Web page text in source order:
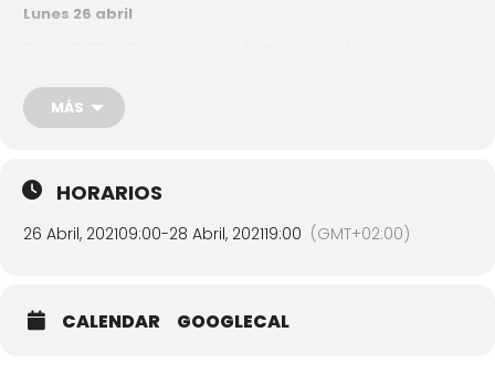
Lunes 26 abril
11:00 – 13:00 h. Clase con el Ensemble de metales
15:00 – 19:00 h. Clases individuales con pianista para el
9:00 – 12:00 h. Clases individuales con pianista para el
alumnado de trompeta
trompeta
MÁS
HORARIOS
26 Abril, 202109:00-28 Abril, 202119:00 (GMT+02:00)
CALENDAR GOOGLECAL